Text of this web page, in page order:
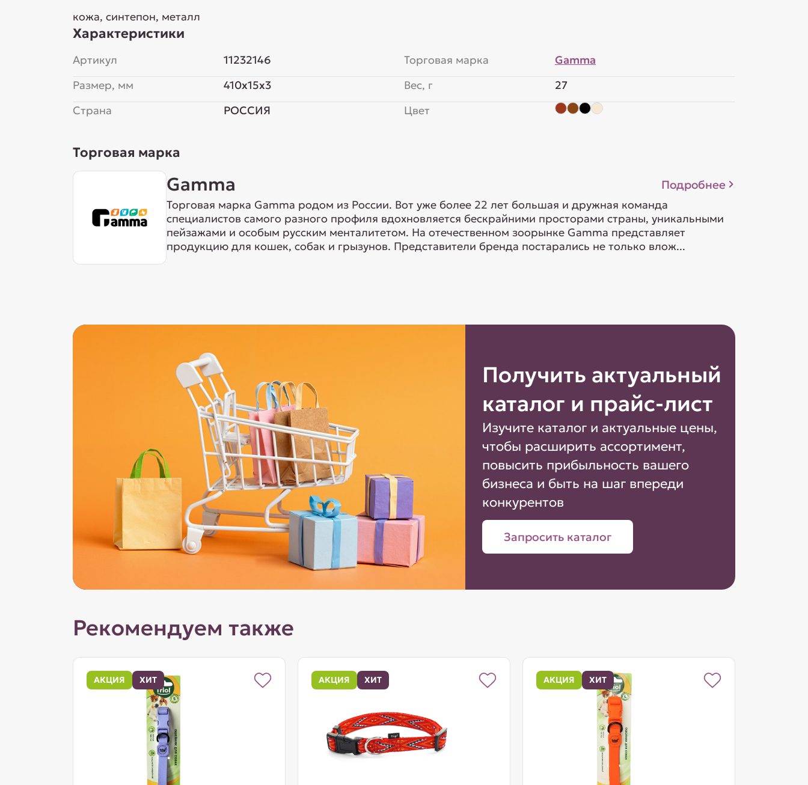
кожа, синтепон, металл
Характеристики
Артикул
11232146
Размер, мм
410x15x3
Страна
РОССИЯ
Торговая марка
Gamma
Вес, г
27
Цвет
Торговая марка
Gamma Подробнее
Торговая марка Gamma родом из России. Вот уже более 22 лет большая и дружная команда
специалистов самого разного профиля вдохновляется бескрайними просторами страны, уникальными
пейзажами и особым русским менталитетом. На отечественном зоорынке Gamma представляет
продукцию для кошек, собак и грызунов. Представители бренда постарались не только влож...
Получить актуальный
каталог и прайс-лист
Изучите каталог и актуальные цены,
чтобы расширить ассортимент,
повысить прибыльность вашего
бизнеса и быть на шаг впереди
конкурентов
Запросить каталог
Рекомендуем также
АКЦИЯ ХИТ АКЦИЯ ХИТ АКЦИЯ ХИТ